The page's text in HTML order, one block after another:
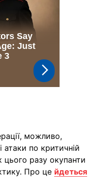
можливо,
атаки по критичній
цього разу окупанти
Про це йдеться